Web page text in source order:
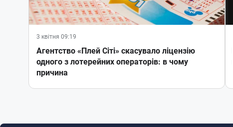
3 квітня 09:19
Агентство «Плей Сіті» скасувало ліцензію
одного з лотерейних операторів: в чому
причина